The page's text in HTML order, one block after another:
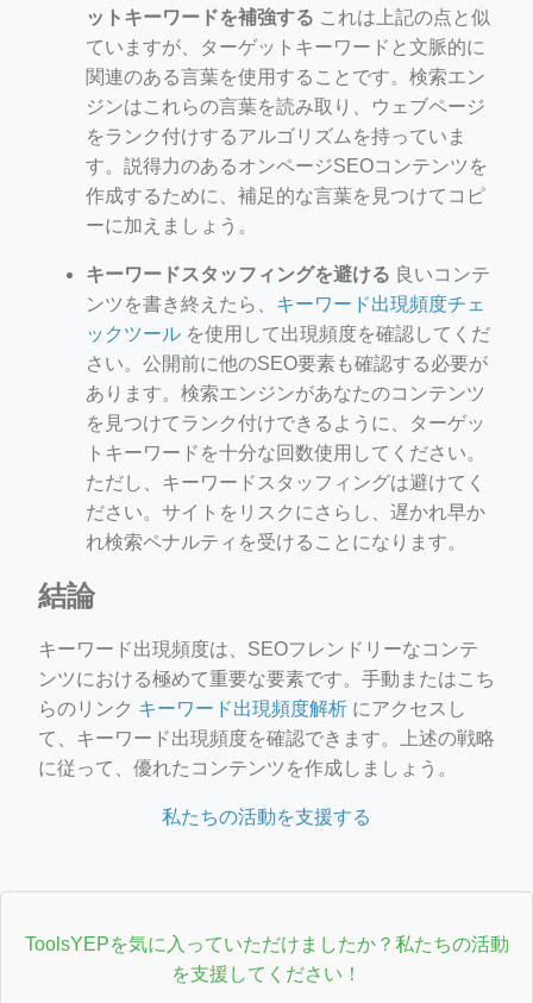
ットキーワードを補強する これは上記の点と似
ていますが、ターゲットキーワードと文脈的に
関連のある言葉を使用することです。検索エン
ジンはこれらの言葉を読み取り、ウェブページ
をランク付けするアルゴリズムを持っていま
す。説得力のあるオンページSEOコンテンツを
作成するために、補足的な言葉を見つけてコピ
ーに加えましょう。
キーワードスタッフィングを避ける 良いコンテ
ンツを書き終えたら、 キーワード出現頻度チェ
ックツール を使用して出現頻度を確認してくだ
さい。公開前に他のSEO要素も確認する必要が
あります。検索エンジンがあなたのコンテンツ
を見つけてランク付けできるように、ターゲッ
トキーワードを十分な回数使用してください。
ただし、キーワードスタッフィングは避けてく
ださい。サイトをリスクにさらし、遅かれ早か
れ検索ペナルティを受けることになります。
結論
キーワード出現頻度は、SEOフレンドリーなコンテ
ンツにおける極めて重要な要素です。手動またはこち
らのリンク キーワード出現頻度解析 にアクセスし
て、キーワード出現頻度を確認できます。上述の戦略
に従って、優れたコンテンツを作成しましょう。
私たちの活動を支援する
ToolsYEPを気に入っていただけましたか？私たちの活動
を支援してください！